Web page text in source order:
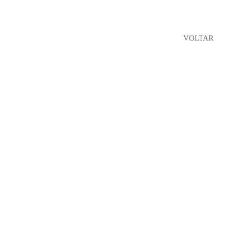
VOLTAR